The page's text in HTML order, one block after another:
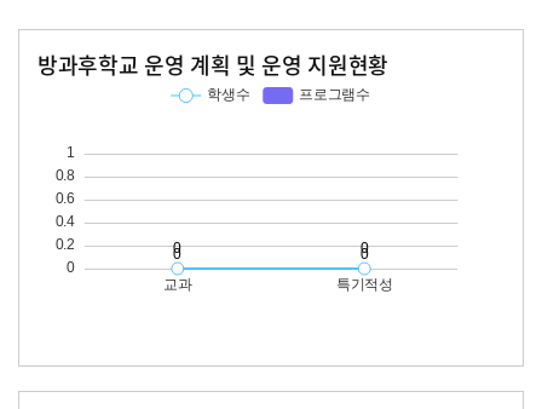
방과후학교 운영 계획 및 운영 지원현황